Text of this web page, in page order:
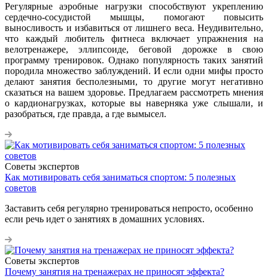
Регулярные аэробные нагрузки способствуют укреплению
сердечно-сосудистой мышцы, помогают повысить
выносливость и избавиться от лишнего веса. Неудивительно,
что каждый любитель фитнеса включает упражнения на
велотренажере, эллипсоиде, беговой дорожке в свою
программу тренировок. Однако популярность таких занятий
породила множество заблуждений. И если одни мифы просто
делают занятия бесполезными, то другие могут негативно
сказаться на вашем здоровье. Предлагаем рассмотреть мнения
о кардионагрузках, которые вы наверняка уже слышали, и
разобраться, где правда, а где вымысел.
Советы экспертов
Как мотивировать себя заниматься спортом: 5 полезных
советов
Заставить себя регулярно тренироваться непросто, особенно
если речь идет о занятиях в домашних условиях.
Советы экспертов
Почему занятия на тренажерах не приносят эффекта?